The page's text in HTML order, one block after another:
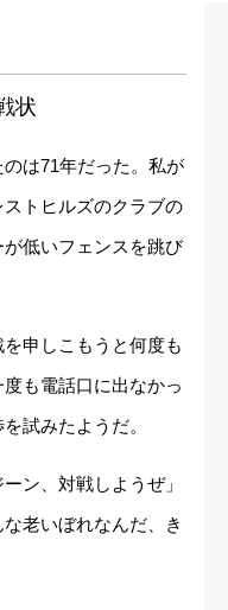
状
は71年だった。私が
トヒルズのクラブの
低いフェンスを跳び
申しこもうと何度も
も電話口に出なかっ
試みたようだ。
ン、対戦しようぜ」
老いぼれなんだ、き